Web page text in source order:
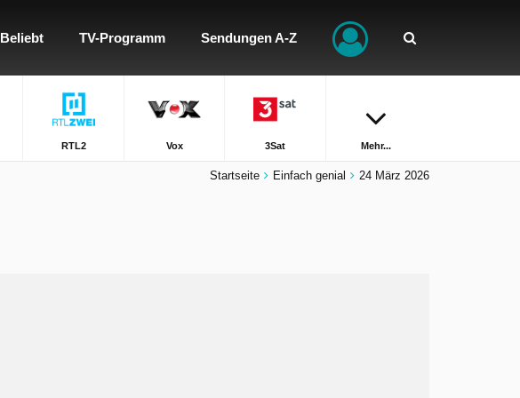
Beliebt TV-Programm Sendungen A-Z
RTL2 Vox 3Sat Mehr...
Startseite Einfach genial 24 März 2026